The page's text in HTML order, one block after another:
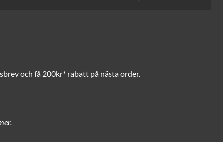
och få 200kr* rabatt på nästa order.